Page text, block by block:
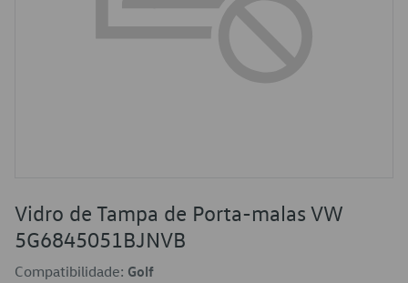
Vidro de Tampa de Porta-malas VW
5G6845051BJNVB
Compatibilidade: Golf